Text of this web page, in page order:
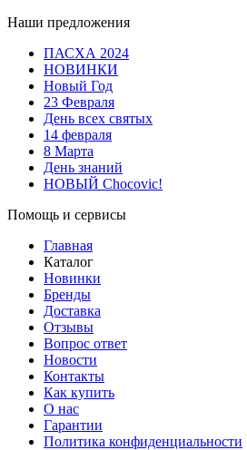
Наши предложения
ПАСХА 2024
НОВИНКИ
Новый Год
23 Февраля
День всех святых
14 февраля
8 Марта
День знаний
НОВЫЙ Chocovic!
Помощь и сервисы
Главная
Каталог
Новинки
Бренды
Доставка
Отзывы
Вопрос ответ
Новости
Контакты
Как купить
О нас
Гарантии
Политика конфиденциальности